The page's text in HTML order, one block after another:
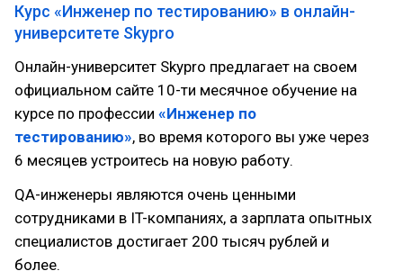
Курс «Инженер по тестированию» в онлайн-
университете Skypro
Онлайн-университет Skypro предлагает на своем
официальном сайте 10-ти месячное обучение на
курсе по профессии «Инженер по
тестированию», во время которого вы уже через
6 месяцев устроитесь на новую работу.
QA-инженеры являются очень ценными
сотрудниками в IT-компаниях, а зарплата опытных
специалистов достигает 200 тысяч рублей и
более.